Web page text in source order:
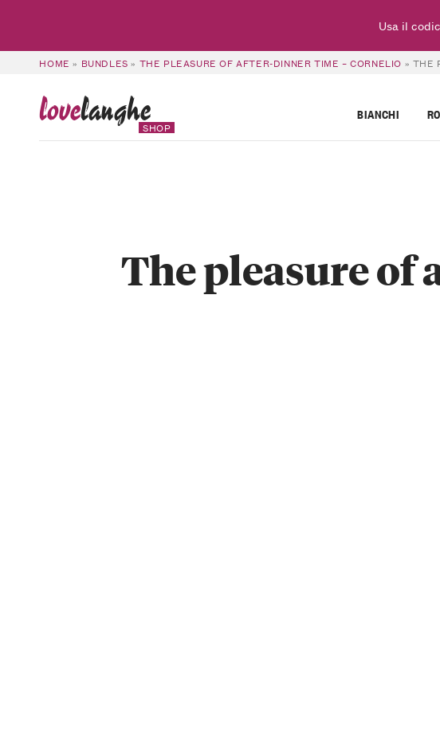
HOME » BUNDLES » THE PLEASURE OF AFTER-DINNER TIME – CORNELIO » THE
lovelanghe
SHOP
BIANCHI
The pleasure of
Usa il